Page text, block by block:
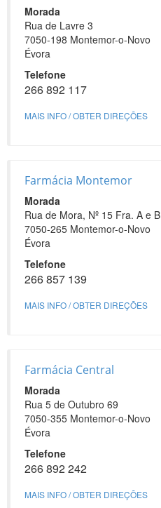
Morada
Rua de Lavre 3
7050-198 Montemor-o-Novo
Évora
Telefone
266 892 117
MAIS INFO / OBTER DIREÇÕES
Farmácia Montemor
Morada
Rua de Mora, Nº 15 Fra. A e B
7050-265 Montemor-o-Novo
Évora
Telefone
266 857 139
MAIS INFO / OBTER DIREÇÕES
Farmácia Central
Morada
Rua 5 de Outubro 69
7050-355 Montemor-o-Novo
Évora
Telefone
266 892 242
MAIS INFO / OBTER DIREÇÕES